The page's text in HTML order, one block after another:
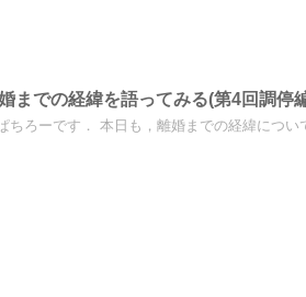
までの経緯を語ってみる(第4回調停
ちろーです． 本日も，離婚までの経緯につ